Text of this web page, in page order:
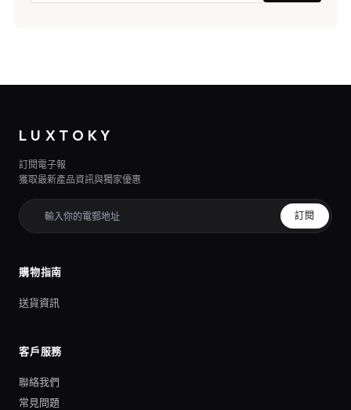
LUXTOKY
訂閱電子報
獲取最新產品資訊與獨家優惠
訂閱
購物指南
送貨資訊
客戶服務
聯絡我們
常見問題